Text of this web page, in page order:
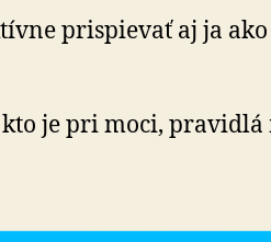
prispievať aj ja
kto je pri moci,